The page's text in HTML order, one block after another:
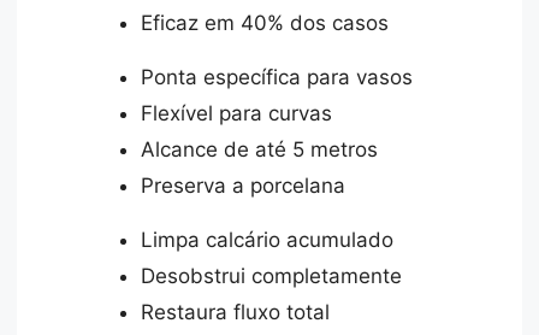
Eficaz em 40% dos casos
Ponta específica para vasos
Flexível para curvas
Alcance de até 5 metros
Preserva a porcelana
Limpa calcário acumulado
Desobstrui completamente
Restaura fluxo total